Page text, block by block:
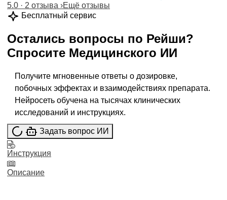
5.0 · 2 отзыва ›Ещё отзывы
Бесплатный сервис
Остались вопросы по Рейши?
Спросите Медицинского ИИ
Получите мгновенные ответы о дозировке,
побочных эффектах и взаимодействиях препарата.
Нейросеть обучена на тысячах клинических
исследований и инструкциях.
Задать вопрос ИИ
Инструкция
Описание